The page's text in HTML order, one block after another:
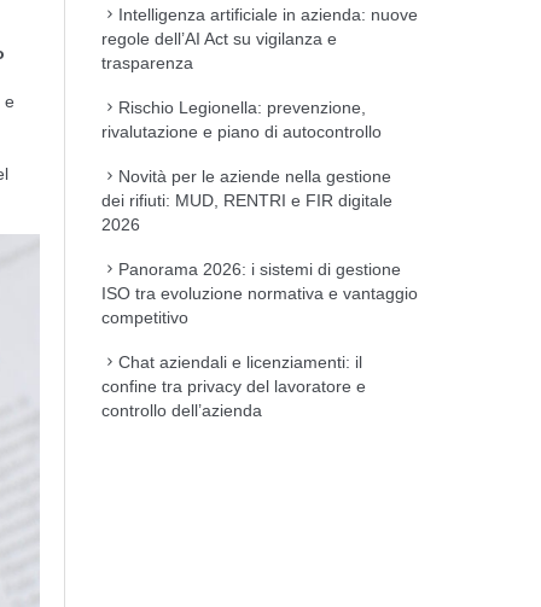
e
Intelligenza artificiale in azienda: nuove
regole dell’AI Act su vigilanza e
trasparenza
Rischio Legionella: prevenzione,
rivalutazione e piano di autocontrollo
Novità per le aziende nella gestione
dei rifiuti: MUD, RENTRI e FIR digitale
2026
Panorama 2026: i sistemi di gestione
ISO tra evoluzione normativa e vantaggio
competitivo
Chat aziendali e licenziamenti: il
confine tra privacy del lavoratore e
controllo dell’azienda